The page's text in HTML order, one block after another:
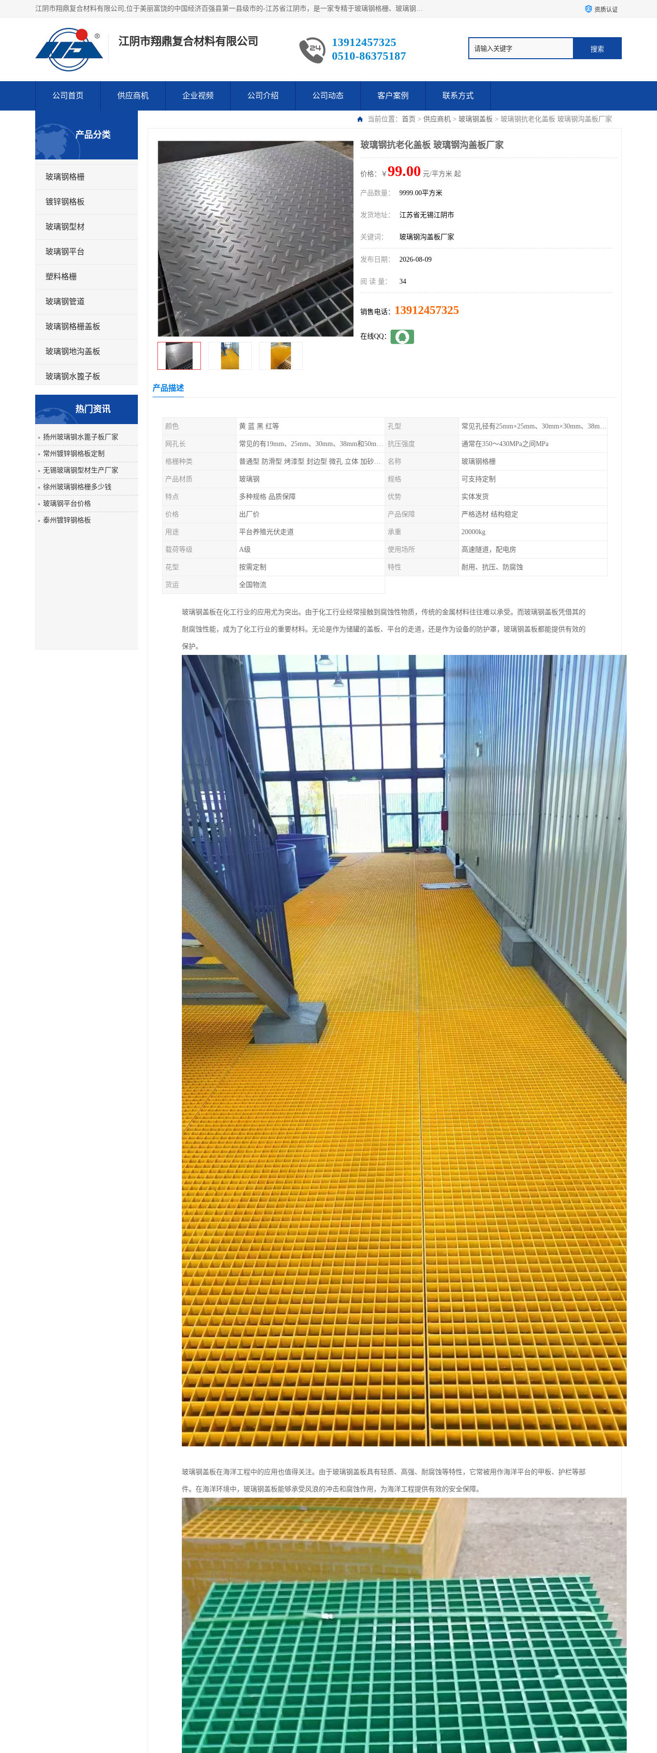
江阴市翔鼎复合材料有限公司,位于美丽富饶的中国经济百强县第一县级市的-江苏省江阴市，是一家专精于玻璃钢格栅、玻璃钢新材料,镀锌钢格板，机械设备生产制造及研发的科技型企业；公司产品已销往了世界多个国家和地区，公司人决心加倍努力愿与广大社会同仁精诚合作共创辉煌！ 资质认证
江阴市翔鼎复合材料有限公司
13912457325
0510-86375187
公司首页 供应商机 企业视频 公司介绍 公司动态 客户案例 联系方式
当前位置： 首页 > 供应商机 > 玻璃钢盖板 > 玻璃钢抗老化盖板 玻璃钢沟盖板厂家
产品分类
玻璃钢格栅
镀锌钢格板
玻璃钢型材
玻璃钢平台
塑料格栅
玻璃钢管道
玻璃钢格栅盖板
玻璃钢地沟盖板
玻璃钢水篦子板
玻璃钢平板
玻璃钢盖板
热门资讯
扬州玻璃钢水篦子板厂家
常州镀锌钢格板定制
无锡玻璃钢型材生产厂家
徐州玻璃钢格栅多少钱
玻璃钢平台价格
泰州镀锌钢格板
玻璃钢抗老化盖板 玻璃钢沟盖板厂家
价格：￥ 99.00 元/平方米 起
产品数量： 9999.00平方米
发货地址： 江苏省无锡江阴市
关键词： 玻璃钢沟盖板厂家
发布日期： 2026-08-09
阅 读 量： 34
销售电话： 13912457325
在线QQ：
产品描述
颜色 黄 蓝 黑 红等 孔型 常见孔径有25mm×25mm、30mm×30mm、38mm×38mm等,
网孔长 常见的有19mm、25mm、30mm、38mm和50mm等 抗压强度 通常在350～430MPa之间MPa
格栅种类 普通型 防滑型 ‌烤漆型 封边型 ‌微孔 立体 加砂覆面型 平面型 名称 玻璃钢格栅
产品材质 玻璃钢 规格 可支持定制
特点 多种规格 品质保障 优势 实体发货
价格 出厂价 产品保障 严格选材 结构稳定
用途 平台养殖光伏走道 承重 20000kg
载荷等级 A级 使用场所 高速隧道，配电房
花型 按需定制 特性 耐用、抗压、防腐蚀
货运 全国物流
玻璃钢盖板在化工行业的应用尤为突出。由于化工行业经常接触到腐蚀性物质，传统的金属材料往往难以承受。而玻璃钢盖板凭借其的
耐腐蚀性能，成为了化工行业的重要材料。无论是作为储罐的盖板、平台的走道，还是作为设备的防护罩，玻璃钢盖板都能提供有效的
保护。
玻璃钢盖板在海洋工程中的应用也值得关注。由于玻璃钢盖板具有轻质、高强、耐腐蚀等特性，它常被用作海洋平台的甲板、护栏等部
件。在海洋环境中，玻璃钢盖板能够承受风浪的冲击和腐蚀作用，为海洋工程提供有效的安全保障。